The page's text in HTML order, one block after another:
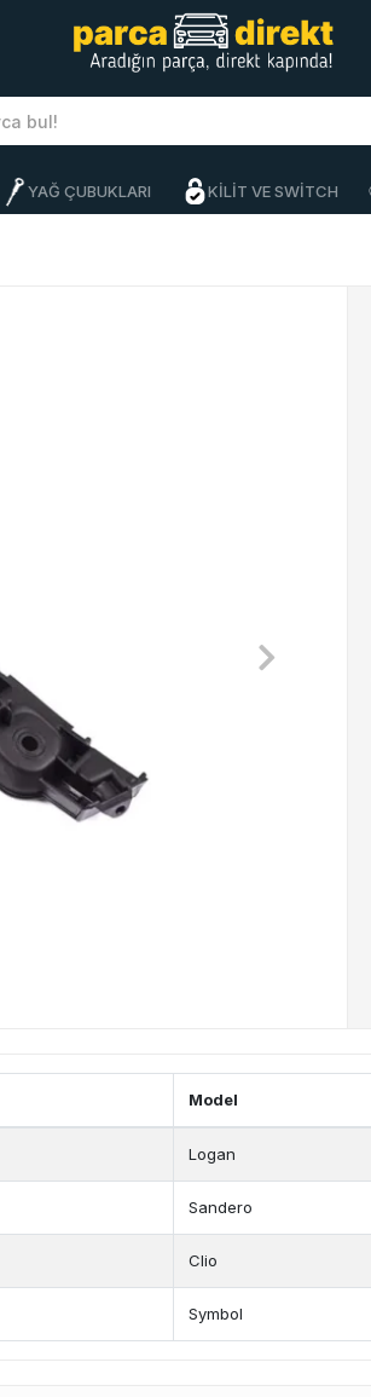
YAĞ ÇUBUKLARI KİLİT VE SWİTCH
Model
Logan
Sandero
Clio
Symbol